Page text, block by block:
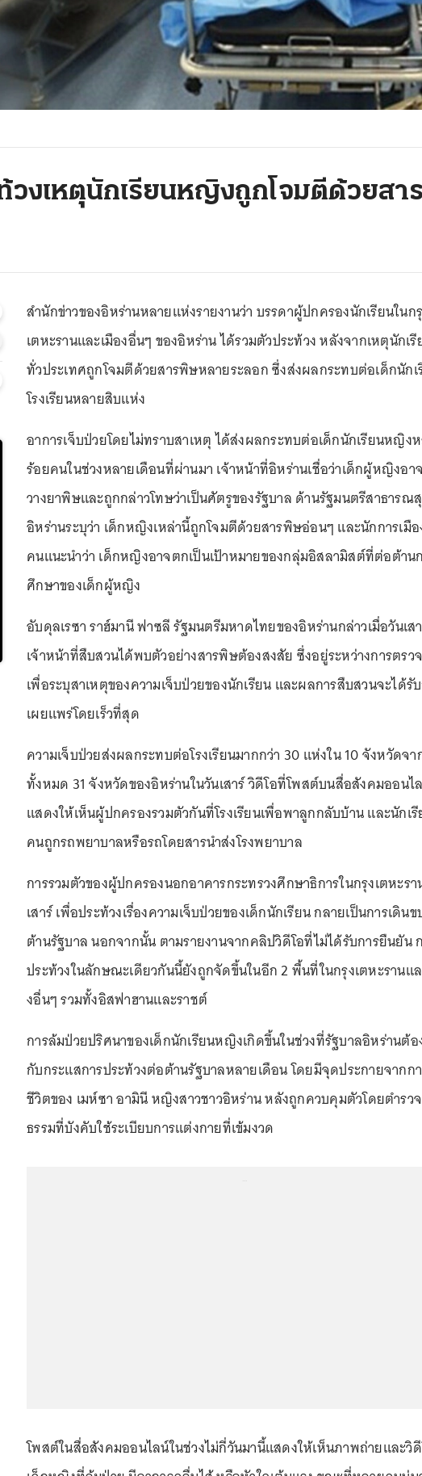
วงเหตุนักเรียนหญิงถูกโจมตีด้วยสา
สำนักข่าวของอิหร่านหลายแห่งรายงานว่า บรรดาผู้ปกครองนักเรียนในก
เตหะรานและเมืองอื่นๆ ของอิหร่าน ได้รวมตัวประท้วง หลังจากเหตุนักเ
ทั่วประเทศถูกโจมตีด้วยสารพิษหลายระลอก ซึ่งส่งผลกระทบต่อเด็กนักเ
โรงเรียนหลายสิบแห่ง
อาการเจ็บป่วยโดยไม่ทราบสาเหตุ ได้ส่งผลกระทบต่อเด็กนักเรียนหญิง
ร้อยคนในช่วงหลายเดือนที่ผ่านมา เจ้าหน้าที่อิหร่านเชื่อว่าเด็กผู้หญิงอา
วางยาพิษและถูกกล่าวโทษว่าเป็นศัตรูของรัฐบาล ด้านรัฐมนตรีสาธารณ
อิหร่านระบุว่า เด็กหญิงเหล่านี้ถูกโจมตีด้วยสารพิษอ่อนๆ และนักการเมือ
คนแนะนำว่า เด็กหญิงอาจตกเป็นเป้าหมายของกลุ่มอิสลามิสต์ที่ต่อต้าน
ศึกษาของเด็กผู้หญิง
อับดุลเรซา ราฮ์มานี ฟาซลี รัฐมนตรีมหาดไทยของอิหร่านกล่าวเมื่อวันเส
เจ้าหน้าที่สืบสวนได้พบตัวอย่างสารพิษต้องสงสัย ซึ่งอยู่ระหว่างการตรว
เพื่อระบุสาเหตุของความเจ็บป่วยของนักเรียน และผลการสืบสวนจะได้รั
เผยแพร่โดยเร็วที่สุด
ความเจ็บป่วยส่งผลกระทบต่อโรงเรียนมากกว่า 30 แห่งใน 10 จังหวัดจา
ทั้งหมด 31 จังหวัดของอิหร่านในวันเสาร์ วิดีโอที่โพสต์บนสื่อสังคมออนไ
แสดงให้เห็นผู้ปกครองรวมตัวกันที่โรงเรียนเพื่อพาลูกกลับบ้าน และนักเ
คนถูกรถพยาบาลหรือรถโดยสารนำส่งโรงพยาบาล
การรวมตัวของผู้ปกครองนอกอาคารกระทรวงศึกษาธิการในกรุงเตหะรา
เสาร์ เพื่อประท้วงเรื่องความเจ็บป่วยของเด็กนักเรียน กลายเป็นการเดิน
ต้านรัฐบาล นอกจากนั้น ตามรายงานจากคลิปวิดีโอที่ไม่ได้รับการยืนยัน
ประท้วงในลักษณะเดียวกันนี้ยังถูกจัดขึ้นในอีก 2 พื้นที่ในกรุงเตหะรานแ
งอื่นๆ รวมทั้งอิสฟาฮานและราชต์
การล้มป่วยปริศนาของเด็กนักเรียนหญิงเกิดขึ้นในช่วงที่รัฐบาลอิหร่านต้
กับกระแสการประท้วงต่อต้านรัฐบาลหลายเดือน โดยมีจุดประกายจากก
ชีวิตของ เมห์ซา อามินี หญิงสาวชาวอิหร่าน หลังถูกควบคุมตัวโดยตำรว
ธรรมที่บังคับใช้ระเบียบการแต่งกายที่เข้มงวด
โพสต์ในสื่อสังคมออนไลน์ในช่วงไม่กี่วันมานี้แสดงให้เห็นภาพถ่ายและวิ